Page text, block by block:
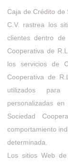
Caja de Crédito de
C.V. rastrea los
clientes dentro
Cooperativa de
los servicios de
Cooperativa de
utilizados para
personalizadas
Sociedad
comportamiento
determinada.
Los sitios Web